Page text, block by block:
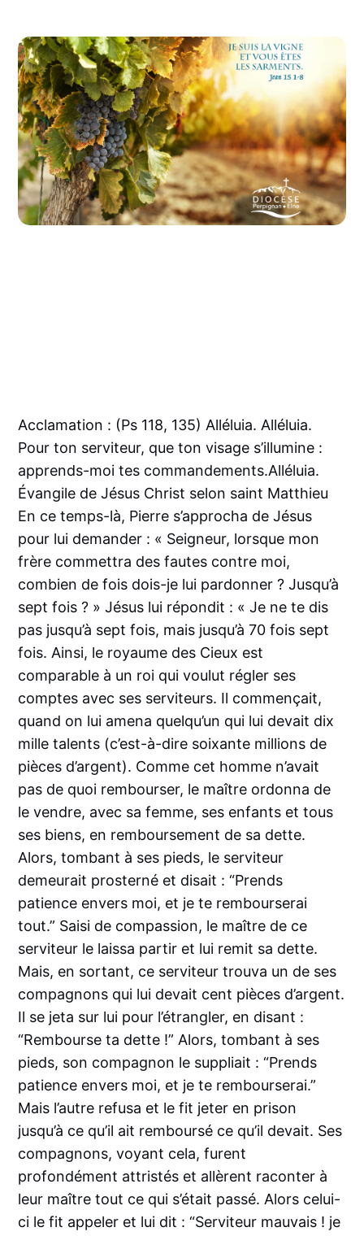
Acclamation : (Ps 118, 135) Alléluia. Alléluia.
Pour ton serviteur, que ton visage s’illumine :
apprends-moi tes commandements.Alléluia.
Évangile de Jésus Christ selon saint Matthieu
En ce temps-là, Pierre s’approcha de Jésus
pour lui demander : « Seigneur, lorsque mon
frère commettra des fautes contre moi,
combien de fois dois-je lui pardonner ? Jusqu’à
sept fois ? » Jésus lui répondit : « Je ne te dis
pas jusqu’à sept fois, mais jusqu’à 70 fois sept
fois. Ainsi, le royaume des Cieux est
comparable à un roi qui voulut régler ses
comptes avec ses serviteurs. Il commençait,
quand on lui amena quelqu’un qui lui devait dix
mille talents (c’est-à-dire soixante millions de
pièces d’argent). Comme cet homme n’avait
pas de quoi rembourser, le maître ordonna de
le vendre, avec sa femme, ses enfants et tous
ses biens, en remboursement de sa dette.
Alors, tombant à ses pieds, le serviteur
demeurait prosterné et disait : “Prends
patience envers moi, et je te rembourserai
tout.” Saisi de compassion, le maître de ce
serviteur le laissa partir et lui remit sa dette.
Mais, en sortant, ce serviteur trouva un de ses
compagnons qui lui devait cent pièces d’argent.
Il se jeta sur lui pour l’étrangler, en disant :
“Rembourse ta dette !” Alors, tombant à ses
pieds, son compagnon le suppliait : “Prends
patience envers moi, et je te rembourserai.”
Mais l’autre refusa et le fit jeter en prison
jusqu’à ce qu’il ait remboursé ce qu’il devait. Ses
compagnons, voyant cela, furent
profondément attristés et allèrent raconter à
leur maître tout ce qui s’était passé. Alors celui-
ci le fit appeler et lui dit : “Serviteur mauvais ! je